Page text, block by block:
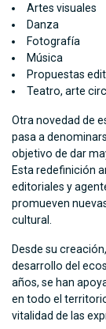
Artes visuales
Danza
Fotografía
Música
Propuestas
Teatro, arte
Otra novedad de
pasa a
objetivo de dar
Esta redefinición
editoriales y
promueven
cultural.
Desde su
desarrollo del
años, se han
en todo el
vitalidad de las